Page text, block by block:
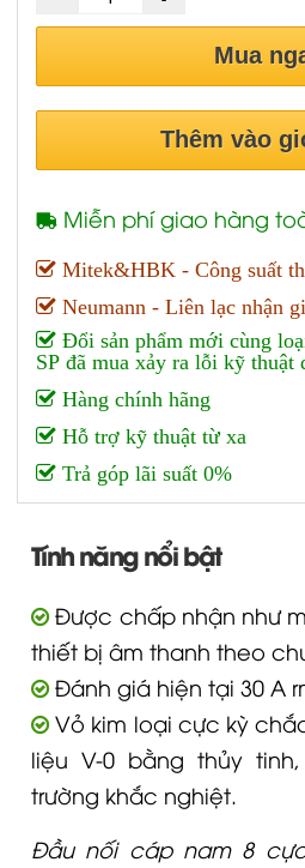
Mua
Thêm vào
Miễn phí giao hàng
Mitek&HBK - Công suất
Neumann - Liên lạc nhận
Đổi sản phẩm mới cùng
SP đã mua xảy ra lỗi kỹ thuật
Hàng chính hãng
Hỗ trợ kỹ thuật từ xa
Trả góp lãi suất 0%
Tính năng nổi bật
Được chấp nhận như
thiết bị âm thanh theo
Đánh giá hiện tại 30 A
Vỏ kim loại cực kỳ
liệu V-0 bằng thủy
trường khắc nghiệt.
Đầu nối cáp nam 8